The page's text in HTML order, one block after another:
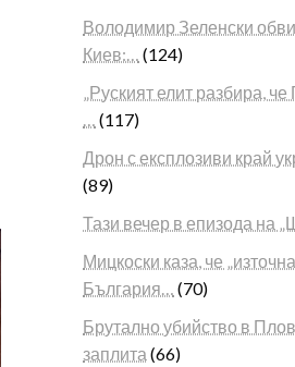
Володимир Зеленски
Киев:…
(124)
„Руският елит разбира,
(117)
Дрон с експлозиви край
(89)
Тази вечер в епизода на
Мицкоски каза, че
България…
(70)
Брутално убийство в
заплита (66)